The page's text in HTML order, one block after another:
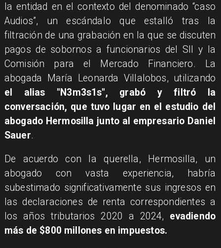
la entidad en el contexto del denominado “caso
Audios”, un escándalo que estalló tras la
filtración de una grabación en la que se discuten
pagos de sobornos a funcionarios del SII y la
Comisión para el Mercado Financiero. La
abogada María Leonarda Villalobos, utilizando
el alias "N3m3s1s", grabó y filtró la
conversación, que tuvo lugar en el estudio del
abogado Hermosilla junto al empresario Daniel
Sauer.
De acuerdo con la querella, Hermosilla, un
abogado con vasta experiencia, habría
subestimado significativamente sus ingresos en
las declaraciones de renta correspondientes a
los años tributarios 2020 a 2024, evadiendo
más de $800 millones en impuestos.